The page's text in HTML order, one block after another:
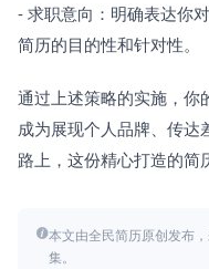
- 求职意向：明确表达你
简历的目的性和针对性。
通过上述策略的实施，你
成为展现个人品牌、传
路上，这份精心打造的简
本文由全民简历原创发布
集。